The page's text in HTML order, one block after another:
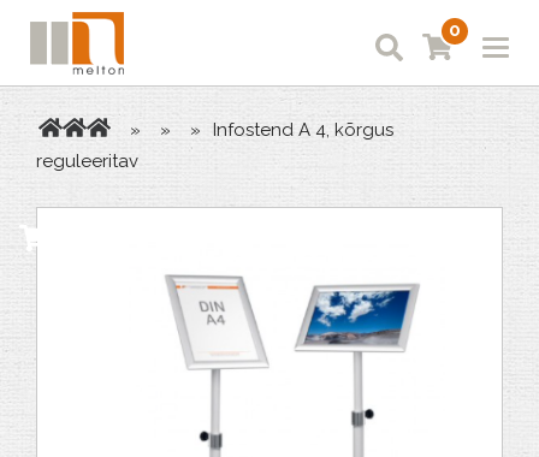
0
» » »
Infostend A 4, kõrgus
reguleeritav